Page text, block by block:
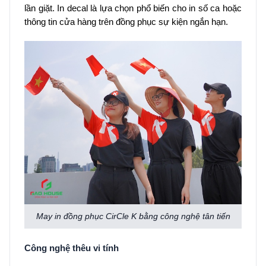
lần giặt. In decal là lựa chọn phổ biến cho in số ca hoặc
thông tin cửa hàng trên đồng phục sự kiện ngắn hạn.
May in đồng phục CirCle K bằng công nghệ tân tiến
Công nghệ thêu vi tính